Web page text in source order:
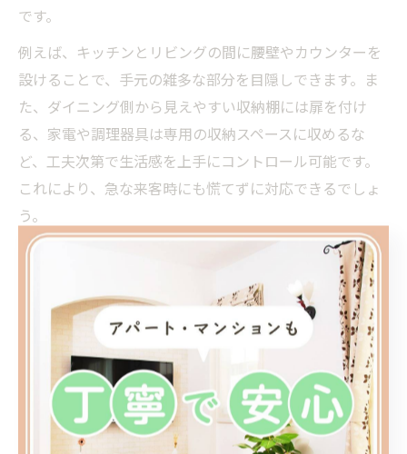
です。
例えば、キッチンとリビングの間に腰壁やカウンターを
設けることで、手元の雑多な部分を目隠しできます。ま
た、ダイニング側から見えやすい収納棚には扉を付け
る、家電や調理器具は専用の収納スペースに収めるな
ど、工夫次第で生活感を上手にコントロール可能です。
これにより、急な来客時にも慌てずに対応できるでしょ
う。
実際のリノベーション現場でも、「生活感を隠す工夫を
設計時に取り入れてよかった」との声が多く聞かれま
す。設計士やリフォーム会社に相談する際は、生活動線
や普段の片付け習慣も伝えておくと、より自分に合った
対策が提案されやすくなります。
ごちゃごちゃしない設計で失敗を回避する方法
オープンキッチンの失敗として、「ごちゃごちゃしやす